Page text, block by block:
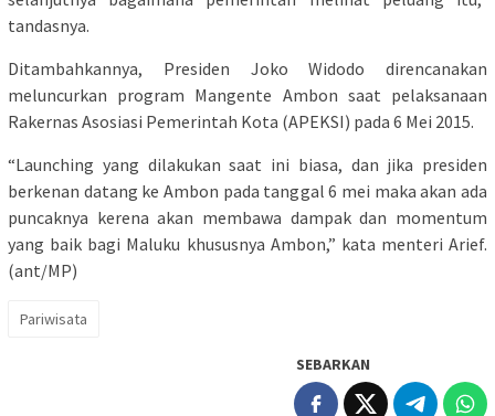
tandasnya.
Ditambahkannya, Presiden Joko Widodo direncanakan
meluncurkan program Mangente Ambon saat pelaksanaan
Rakernas Asosiasi Pemerintah Kota (APEKSI) pada 6 Mei 2015.
“Launching yang dilakukan saat ini biasa, dan jika presiden
berkenan datang ke Ambon pada tanggal 6 mei maka akan ada
puncaknya kerena akan membawa dampak dan momentum
yang baik bagi Maluku khususnya Ambon,” kata menteri Arief.
(ant/MP)
Pariwisata
SEBARKAN